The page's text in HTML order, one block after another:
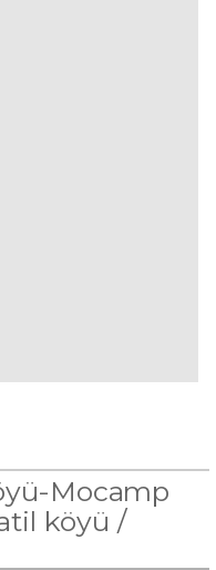
Mocamp
köyü /